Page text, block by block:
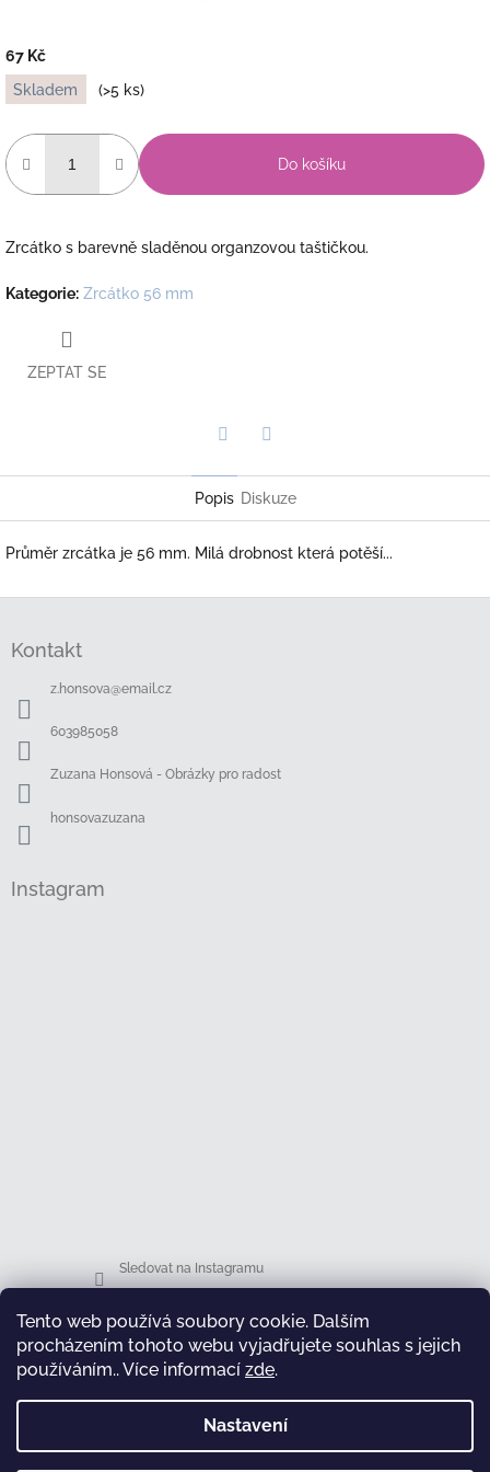
Tento web používá soubory cookie. Dalším
procházením tohoto webu vyjadřujete souhlas s jejich
používáním.. Více informací zde.
Nastavení
67 Kč
Měrná
cena:
Skladem (>5 ks)
Do košíku
Zrcátko s barevně sladěnou organzovou taštičkou.
Kategorie: Zrcátko 56 mm
ZEPTAT SE
Popis Diskuze
Průměr zrcátka je 56 mm. Milá drobnost která potěší...
Kontakt
z.honsova@email.cz
603985058
Zuzana Honsová - Obrázky pro radost
honsovazuzana
Instagram
Sledovat na Instagramu
Facebook
test